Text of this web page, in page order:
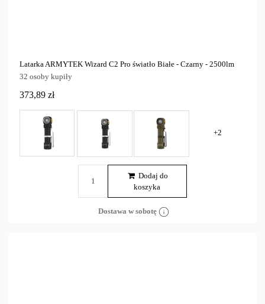
Latarka ARMYTEK Wizard C2 Pro światło Białe - Czarny - 2500lm
32 osoby kupiły
373,89 zł
+2
Dodaj do
koszyka
Dostawa w sobotę